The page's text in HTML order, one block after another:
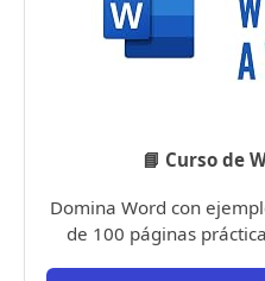
📘 Curso de
Domina Word con
de 100 páginas